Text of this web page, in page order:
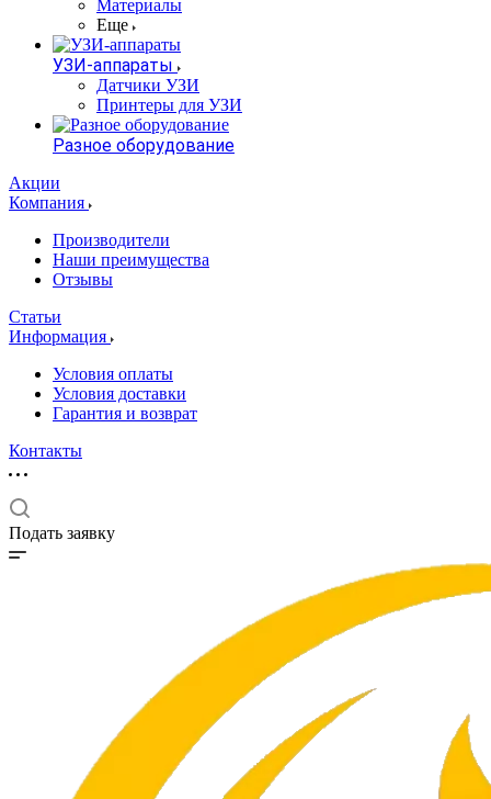
Материалы
Еще
УЗИ-аппараты
Датчики УЗИ
Принтеры для УЗИ
Разное оборудование
Акции
Компания
Производители
Наши преимущества
Отзывы
Статьи
Информация
Условия оплаты
Условия доставки
Гарантия и возврат
Контакты
Подать заявку